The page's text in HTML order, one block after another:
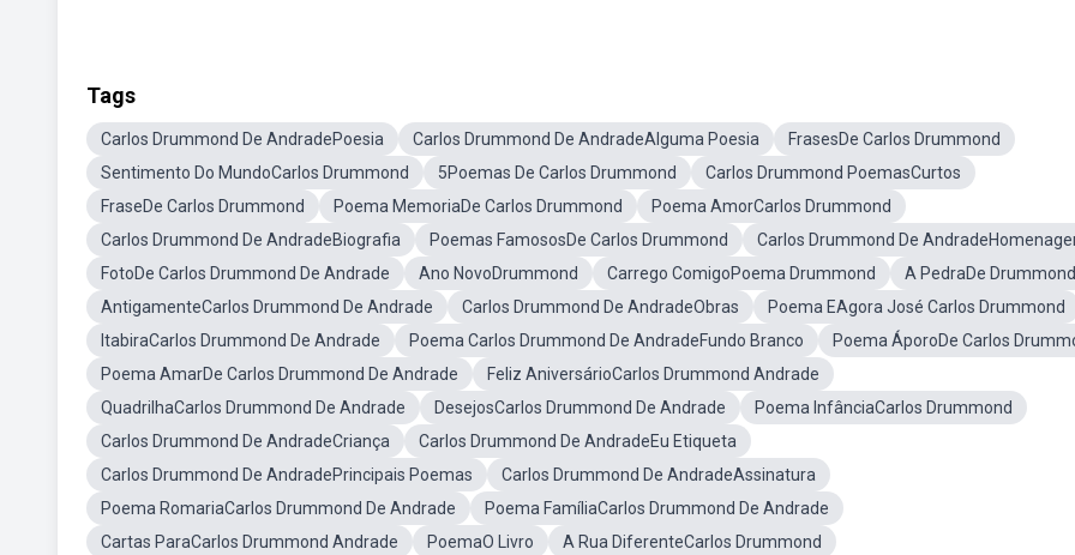
Tags
Carlos Drummond De AndradePoesia Carlos Drummond De AndradeAlguma Poesia
FrasesDe Carlos Drummond
Sentimento Do MundoCarlos Drummond
5Poemas De Carlos Drummond
Carlos Drummond PoemasCurtos
FraseDe Carlos Drummond
Poema MemoriaDe Carlos Drummond
Poema AmorCarlos Drummond
Carlos Drummond De AndradeBiografia
Poemas FamososDe Carlos Drummond
Carlos Drummond De
FotoDe Carlos Drummond De Andrade
Ano NovoDrummond Carrego ComigoPoema Drummond
A PedraDe Drummond
AntigamenteCarlos Drummond De Andrade
Carlos Drummond De AndradeObras
Poema EAgora José Carlos Drummond
ItabiraCarlos Drummond De Andrade
Poema Carlos Drummond De AndradeFundo Branco
Poema ÁporoDe Carlos
Poema AmarDe Carlos Drummond De Andrade
Feliz AniversárioCarlos Drummond Andrade
QuadrilhaCarlos Drummond De Andrade
DesejosCarlos Drummond De Andrade
Poema InfânciaCarlos Drummond
Carlos Drummond De AndradeCriança
Carlos Drummond De AndradeEu Etiqueta
Carlos Drummond De AndradePrincipais Poemas
Carlos Drummond De AndradeAssinatura
Poema RomariaCarlos Drummond De Andrade
Poema FamíliaCarlos Drummond De Andrade
Cartas ParaCarlos Drummond Andrade
PoemaO Livro
A Rua DiferenteCarlos Drummond